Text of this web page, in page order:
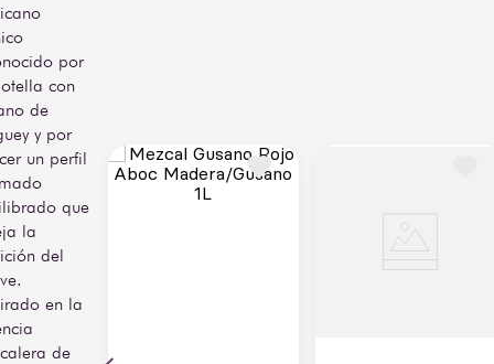
por
con
de
y por
un perfil
que
la
del
en la
de